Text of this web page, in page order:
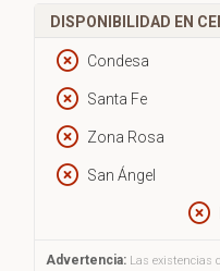
DISPONIBILIDAD EN
Condesa
Santa Fe
Zona Rosa
San Ángel
Advertencia: Las existencias